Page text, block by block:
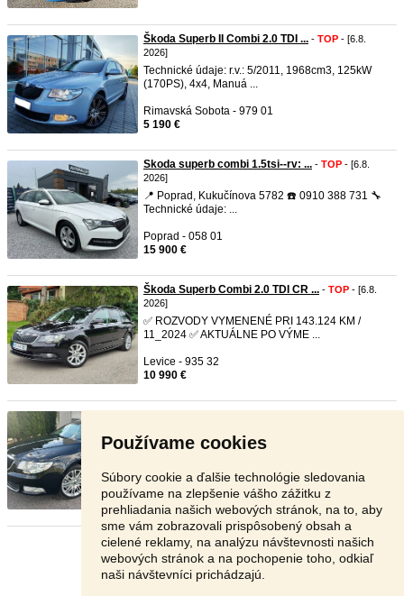
Používame cookies
Súbory cookie a ďalšie technológie sledovania
používame na zlepšenie vášho zážitku z
prehliadania našich webových stránok, na to, aby
sme vám zobrazovali prispôsobený obsah a
cielené reklamy, na analýzu návštevnosti našich
webových stránok a na pochopenie toho, odkiaľ
naši návštevníci prichádzajú.
Škoda Superb II Combi 2.0 TDI ... - TOP - [6.8.
2026]
Technické údaje: r.v.: 5/2011, 1968cm3, 125kW
(170PS), 4x4, Manuá ...
Rimavská Sobota - 979 01
5 190 €
Skoda superb combi 1.5tsi--rv: ... - TOP - [6.8.
2026]
📍 Poprad, Kukučínova 5782 ☎️ 0910 388 731 🔧
Technické údaje: ...
Poprad - 058 01
15 900 €
Škoda Superb Combi 2.0 TDI CR ... - TOP - [6.8.
2026]
✅️ ROZVODY VYMENENÉ PRI 143.124 KM /
11_2024 ✅️ AKTUÁLNE PO VÝME ...
Levice - 935 32
10 990 €
Predám Škodasuperbll 3,6 V6 r.v. 2012 dobrý
Rimavská Sobota - 979 01
6 290 €
Stránka: 1 2 3 Ďalšia